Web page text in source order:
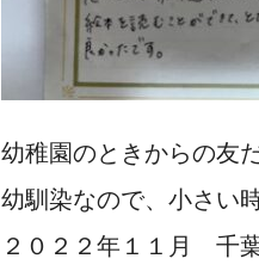
幼稚園のときからの友
幼馴染なので、小さい
２０２２年１１月 千